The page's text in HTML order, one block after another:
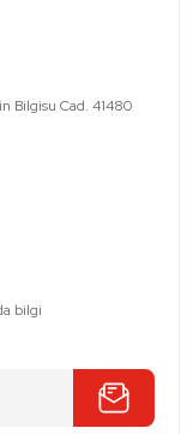
Bilgisu Cad. 41480
bilgi